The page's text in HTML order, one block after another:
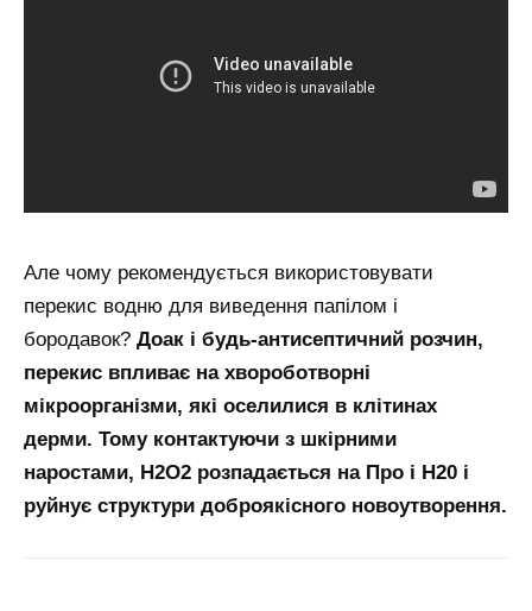
Але чому рекомендується використовувати
перекис водню для виведення папілом і
бородавок? Доак і будь-антисептичний розчин,
перекис впливає на хвороботворні
мікроорганізми, які оселилися в клітинах
дерми. Тому контактуючи з шкірними
наростами, Н2О2 розпадається на Про і Н20 і
руйнує структури доброякісного новоутворення.